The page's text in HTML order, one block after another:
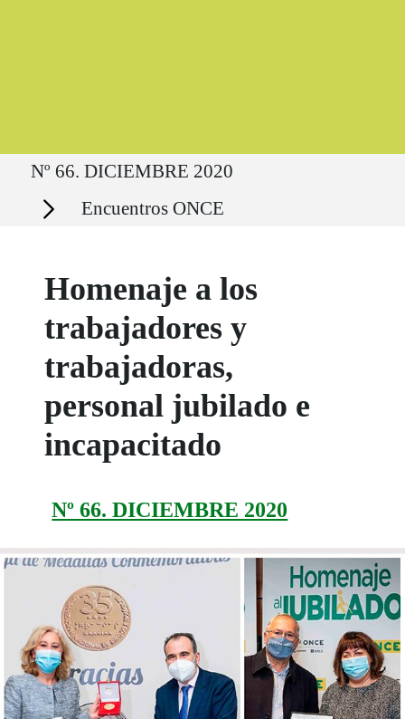
Ruta del sitio
Nº 66. DICIEMBRE 2020
Secciones Encuentros ONCE
Homenaje a los
trabajadores y
trabajadoras,
personal jubilado e
incapacitado
Nº 66. DICIEMBRE 2020